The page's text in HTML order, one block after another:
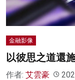
金融影像
以彼思之道還
作者: 艾雲豪